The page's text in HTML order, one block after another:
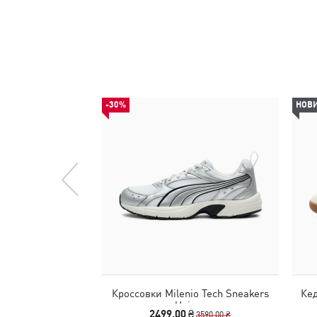
-30%
Кроссовки Milenio Tech Sneakers
Unisex
2499,00 ₴3590,00 ₴